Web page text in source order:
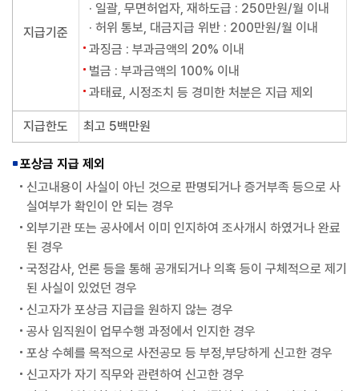
지급기준
· 일괄, 무면허업자, 재하도급 : 250만원/월 이내
· 허위 통보, 대금지급 위반 : 200만원/월 이내
과징금 : 부과금액의 20% 이내
벌금 : 부과금액의 100% 이내
과태료, 시정조치 등 경미한 처분은 지급 제외
지급한도 최고 5백만원
포상금 지급 제외
신고내용이 사실이 아닌 것으로 판명되거나 증거부족 등으로 사
실여부가 확인이 안 되는 경우
외부기관 또는 공사에서 이미 인지하여 조사개시 하였거나 완료
된 경우
국정감사, 언론 등을 통해 공개되거나 의혹 등이 구체적으로 제기
된 사실이 있었던 경우
신고자가 포상금 지급을 원하지 않는 경우
공사 임직원이 업무수행 과정에서 인지한 경우
포상 수혜를 목적으로 사전공모 등 부정,부당하게 신고한 경우
신고자가 자기 직무와 관련하여 신고한 경우